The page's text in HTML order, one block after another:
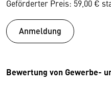
Geförderter Preis: 59,00 €
Anmeldung
Bewertung von Gewerbe-